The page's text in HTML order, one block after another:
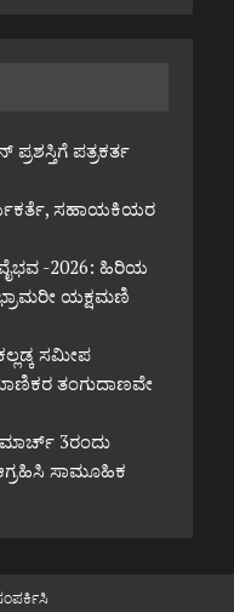
ಪತ್ರಕರ್ತ
ಸಹಾಯಕಿಯರ
-2026: ಹಿರಿಯ
ಯಕ್ಷಮಣಿ
ಸಮೀಪ
ತಂಗುದಾಣವೇ
ಮಾರ್ಚ್ 3ರಂದು
ಸಾಮೂಹಿಕ